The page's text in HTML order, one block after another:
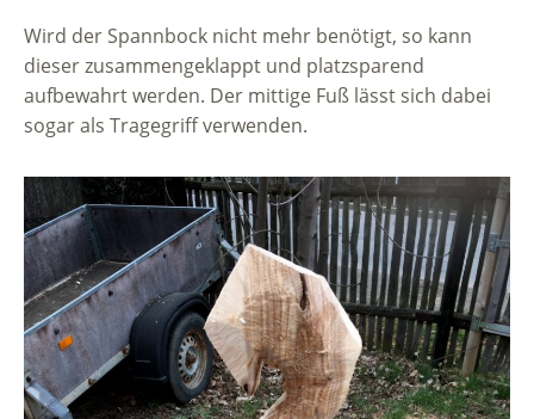
Wird der Spannbock nicht mehr benötigt, so kann
dieser zusammengeklappt und platzsparend
aufbewahrt werden. Der mittige Fuß lässt sich dabei
sogar als Tragegriff verwenden.